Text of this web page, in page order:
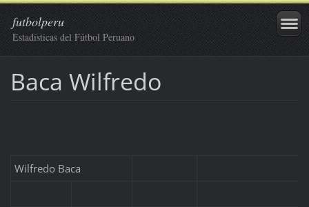
futbolperu
Estadísticas del Fútbol Peruano
Baca Wilfredo
Wilfredo Baca